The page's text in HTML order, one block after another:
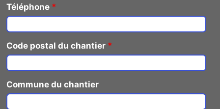
Téléphone *
Code postal du chantier *
Commune du chantier